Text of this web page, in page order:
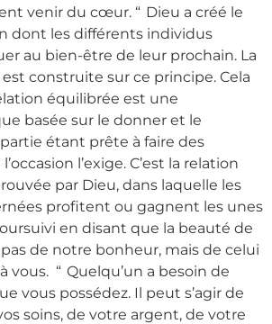
venir du cœur. “ Dieu a créé le
dont les différents individus
au bien-être de leur prochain. La
construite sur ce principe. Cela
équilibrée est une
basée sur le donner et le
étant prête à faire des
l’exige. C’est la relation
par Dieu, dans laquelle les
profitent ou gagnent les unes
en disant que la beauté de
de notre bonheur, mais de celui
vous. “ Quelqu’un a besoin de
vous possédez. Il peut s’agir de
soins, de votre argent, de votre